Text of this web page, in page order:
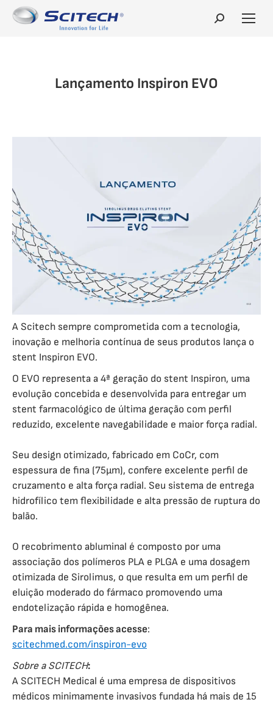
Search:
Lançamento Inspiron EVO
A Scitech sempre comprometida com a tecnologia,
inovação e melhoria contínua de seus produtos lança o
stent Inspiron EVO.
O EVO representa a 4ª geração do stent Inspiron, uma
evolução concebida e desenvolvida para entregar um
stent farmacológico de última geração com perfil
reduzido, excelente navegabilidade e maior força radial.
Seu design otimizado, fabricado em CoCr, com
espessura de fina (75µm), confere excelente perfil de
cruzamento e alta força radial. Seu sistema de entrega
hidrofílico tem flexibilidade e alta pressão de ruptura do
balão.
O recobrimento abluminal é composto por uma
associação dos polímeros PLA e PLGA e uma dosagem
otimizada de Sirolimus, o que resulta em um perfil de
eluição moderado do fármaco promovendo uma
endotelização rápida e homogênea.
Para mais informações acesse:
scitechmed.com/inspiron-evo
Sobre a SCITECH:
A SCITECH Medical é uma empresa de dispositivos
médicos minimamente invasivos fundada há mais de 15